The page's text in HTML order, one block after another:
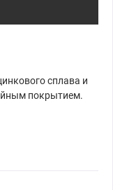
сплава и
покрытием.